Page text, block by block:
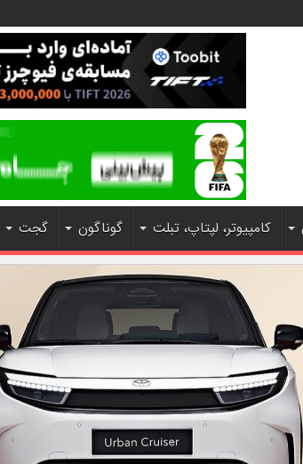
کامپیوتر، لپتاپ، تبلت گوناگون گجت